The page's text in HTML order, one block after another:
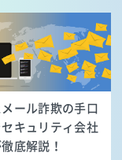
メール詐欺の手口
セキュリティ会社
底解説！